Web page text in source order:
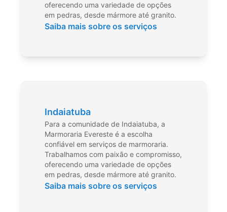
oferecendo uma variedade de opções
em pedras, desde mármore até granito.
Saiba mais sobre os serviços
Indaiatuba
Para a comunidade de Indaiatuba, a
Marmoraria Evereste é a escolha
confiável em serviços de marmoraria.
Trabalhamos com paixão e compromisso,
oferecendo uma variedade de opções
em pedras, desde mármore até granito.
Saiba mais sobre os serviços